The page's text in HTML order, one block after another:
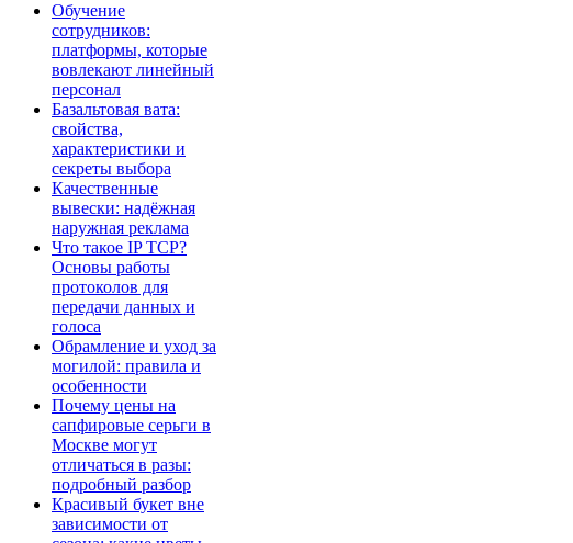
Обучение
сотрудников:
платформы, которые
вовлекают линейный
персонал
Базальтовая вата:
свойства,
характеристики и
секреты выбора
Качественные
вывески: надёжная
наружная реклама
Что такое IP TCP?
Основы работы
протоколов для
передачи данных и
голоса
Обрамление и уход за
могилой: правила и
особенности
Почему цены на
сапфировые серьги в
Москве могут
отличаться в разы:
подробный разбор
Красивый букет вне
зависимости от